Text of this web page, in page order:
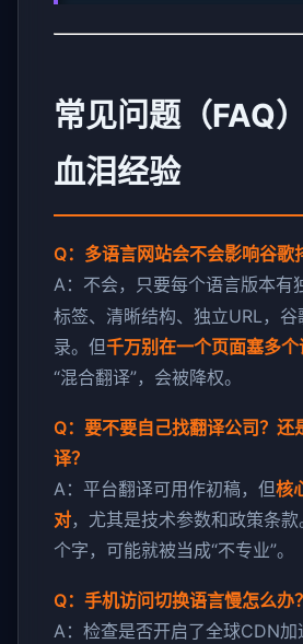
常见问题（
血泪经验
Q：多语言网站会不会影响谷歌
A：不会，只要每个语言版本有
标签、清晰结构、独立URL，
录。但千万别在一个页面塞多
“混合翻译”，会被降权。
Q：要不要自己找翻译公司？还
译？
A：平台翻译可用作初稿，但核
对，尤其是技术参数和政策条
个字，可能就被当成“不专业”。
Q：手机访问切换语言慢怎么办？
A：检查是否开启了全球CDN加